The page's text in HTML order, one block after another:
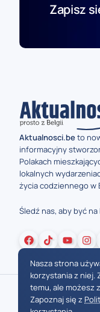
Zapisz
Aktualnosci.beto
informacyjny
Polakach
lokalnych
życia codziennego w
Śledź nas, aby być
Nasza strona
korzystania z niej.
temu, ale możesz
Zapoznaj się z